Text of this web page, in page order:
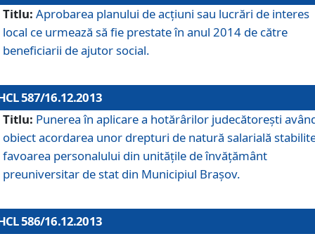
Titlu: Aprobarea planului de acţiuni sau lucrări de interes
local ce urmează să fie prestate în anul 2014 de către
beneficiarii de ajutor social.
587/16.12.2013
Titlu: Punerea în aplicare a hotărârilor judecătoreşti
obiect acordarea unor drepturi de natură salarială
favoarea personalului din unităţile de învăţământ
preuniversitar de stat din Municipiul Braşov.
586/16.12.2013